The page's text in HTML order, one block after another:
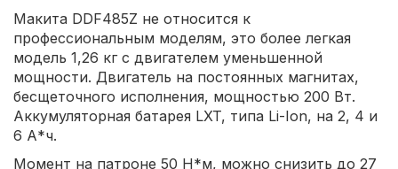
Макита DDF485Z не относится к
профессиональным моделям, это более легкая
модель 1,26 кг с двигателем уменьшенной
мощности. Двигатель на постоянных магнитах,
бесщеточного исполнения, мощностью 200 Вт.
Аккумуляторная батарея LXT, типа Li-Ion, на 2, 4 и
6 А*ч.
Момент на патроне 50 Н*м, можно снизить до 27